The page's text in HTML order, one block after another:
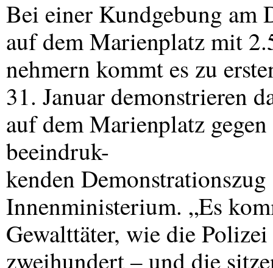
Bei einer Kundgebung am
auf dem Marienplatz mit
nehmern kommt es zu
31. Januar demonstrieren
auf dem Marienplatz
beeindruk-
kenden
Innenministerium. „Es
Gewalttäter, wie die
zweihundert – und die